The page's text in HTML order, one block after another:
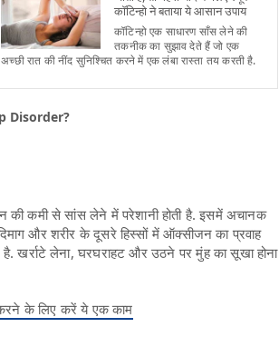
कॉटिन्हो ने बताया ये आसान उपाय
कॉटिन्हो एक साधारण साँस लेने की
तकनीक का सुझाव देते हैं जो एक
अच्छी रात की नींद सुनिश्चित करने में एक लंबा रास्ता तय करती है.
Disorder?
कमी से सांस लेने में परेशानी होती है. इसमें अचानक
और शरीर के दूसरे हिस्सों में ऑक्सीजन का प्रवाह
खर्राटे लेना, घरघराहट और उठने पर मुंह का सूखा होना
के लिए करें ये एक काम